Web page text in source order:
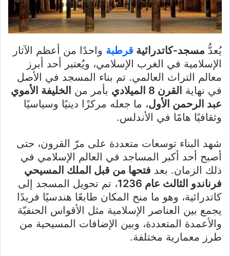
يُعدُّ مسجد‑كاتدرائية قرطبة واحدًا من أعظم الآثار
الإسلامية في الغرب الإسلامي، ويُعتبر أحد أبرز
معالم التراث العالمي. تم بناء المسجد في الأصل
في نهاية القرن 8 الميلادي بأمر من الخليفة الأموي
عبد الرحمن الأول، ما جعله مركزًا دينيًا وسياسيًا
وثقافيًا هامًا في الأندلس.
شهد البناء توسعات متعددة على مرّ القرون، حتى
أصبح أحد أكبر المساجد في العالم الإسلامي في
ذلك الزمان. بعد فتحها من قبل الملك المسيحي
فرناندو الثالث عام 1236
، تم تحويل المسجد إلى
كاتدرائية، وهو ما منح المكان طابعًا هندسيًا فريدًا
يجمع بين العناصر الإسلامية مثل الأقواس الحنفيّة
والأعمدة المتعددة، وبين الإضافات المسيحية من
طرز معمارية مختلفة.